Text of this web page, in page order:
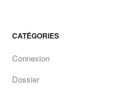
CATÉGORIES
Connexion
Dossier